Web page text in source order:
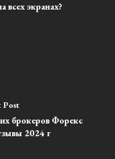
всех экранах?
Post
брокеров Форекс
2024 г